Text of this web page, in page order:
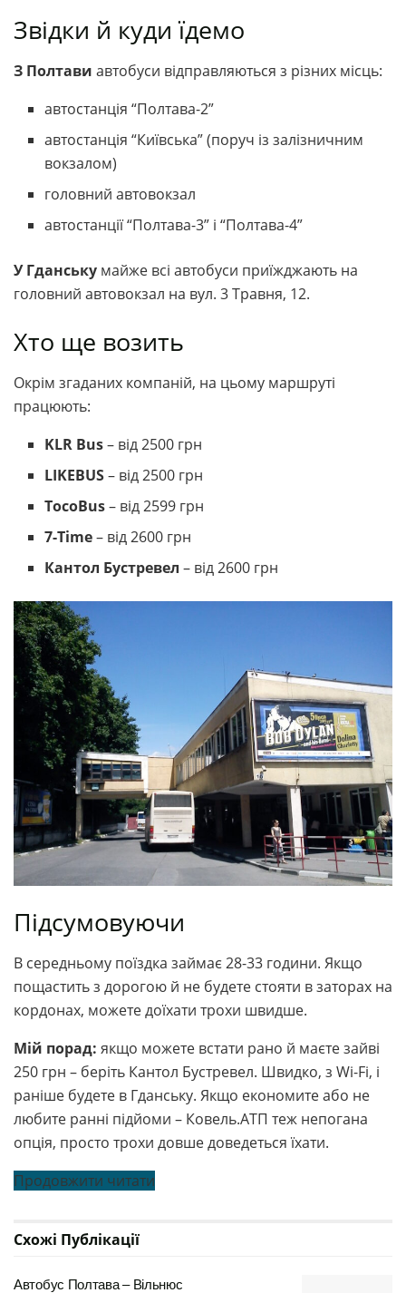
Звідки й куди їдемо
З Полтави автобуси відправляються з різних місць:
автостанція “Полтава-2”
автостанція “Київська” (поруч із залізничним
вокзалом)
головний автовокзал
автостанції “Полтава-3” і “Полтава-4”
У Гданську майже всі автобуси приїжджають на
головний автовокзал на вул. 3 Травня, 12.
Хто ще возить
Окрім згаданих компаній, на цьому маршруті
працюють:
KLR Bus– від 2500 грн
LIKEBUS– від 2500 грн
TocoBus– від 2599 грн
7-Time– від 2600 грн
Кантол Бустревел – від 2600 грн
Підсумовуючи
В середньому поїздка займає 28-33 години. Якщо
пощастить з дорогою й не будете стояти в заторах на
кордонах, можете доїхати трохи швидше.
Мій порад: якщо можете встати рано й маєте зайві
250 грн – беріть Кантол Бустревел. Швидко, з Wi-Fi, і
раніше будете в Гданську. Якщо економите або не
любите ранні підйоми – Ковель.АТП теж непогана
опція, просто трохи довше доведеться їхати.
Продовжити читати
Схожі Публікації
Автобус Полтава – Вільнюс